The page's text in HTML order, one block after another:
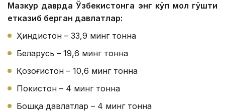
Мазкур даврда Ўзбекистонга энг кўп мол гўшти
етказиб берган давлатлар:
Ҳиндистон – 33,9 минг тонна
Беларусь – 19,6 минг тонна
Қозоғистон – 10,6 минг тонна
Покистон – 4 минг тонна
Бошқа давлатлар – 4 минг тонна